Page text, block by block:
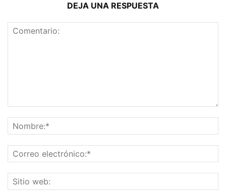
DEJA UNA RESPUESTA